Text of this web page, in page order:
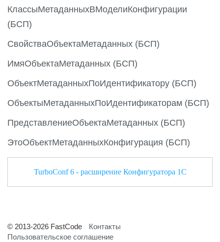
s
КлассыМетаданныхВМоделиКонфигурации
(БСП)
СвойстваОбъектаМетаданных (БСП)
ИмяОбъектаМетаданных (БСП)
ОбъектМетаданныхПоИдентификатору (БСП)
ОбъектыМетаданныхПоИдентификаторам (БСП)
ПредставлениеОбъектаМетаданных (БСП)
ЭтоОбъектМетаданныхКонфигурация (БСП)
TurboConf 6 - расширение Конфигуратора 1С
© 2013-2026 FastCode
Контакты
Пользовательское соглашение